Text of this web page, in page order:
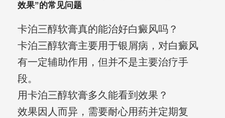
效果”的常见问题
卡泊三醇软膏真的能治好白癜风吗？
卡泊三醇软膏主要用于银屑病，对白癜风
有一定辅助作用，但并不是主要治疗手
段。
用卡泊三醇软膏多久能看到效果？
效果因人而异，需要耐心用药并定期复